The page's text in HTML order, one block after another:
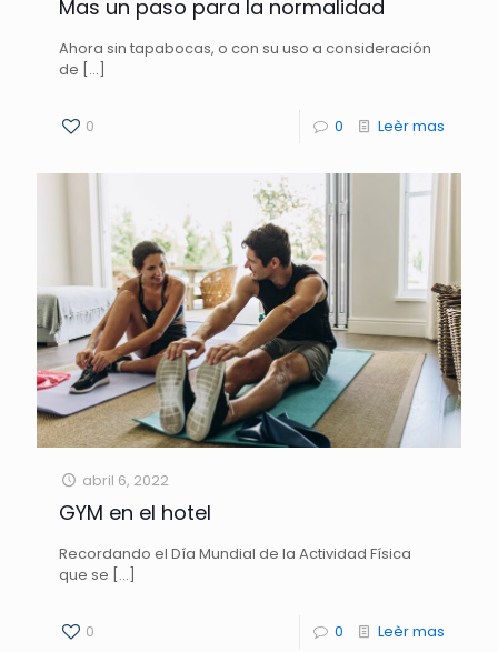
Mas un paso para la normalidad
Ahora sin tapabocas, o con su uso a consideración
de […]
0 0 Leèr mas
abril 6, 2022
GYM en el hotel
Recordando el Día Mundial de la Actividad Física
que se […]
0 0 Leèr mas